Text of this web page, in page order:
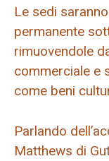
Le sedi
permanente
rimuovendole
commerciale e
come beni
Parlando
Matthews di